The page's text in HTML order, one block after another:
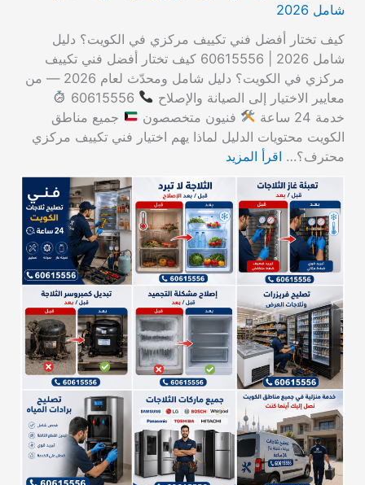
شامل 2026
كيف تختار أفضل فني تكييف مركزي في الكويت؟ دليل
شامل 2026 | 60615556 كيف تختار أفضل فني تكييف
مركزي في الكويت؟ دليل شامل ومحدّث لعام 2026 — من
معايير الاختيار إلى الصيانة والإصلاح
خدمة 24 ساعة
فنيون متخصصون
جميع مناطق
الكويت محتويات الدليل لماذا يهم اختيار فني تكييف مركزي
محترف؟… اقرأ المزيد